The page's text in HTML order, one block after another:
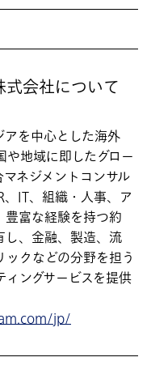
式会社について
アを中心とした海外
地域に即したグロー
ネジメントコンサル
、IT、組織・人事、ア
豊富な経験を持つ約
し、金融、製造、流
クなどの分野を担う
ングサービスを提供
jp/